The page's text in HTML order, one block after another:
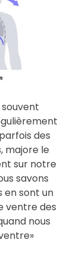
des
majore le
sur notre
savons
en sont un
ventre des
nous